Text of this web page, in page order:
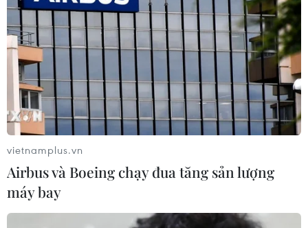
vietnamplus.vn
Airbus và Boeing chạy đua tăng sản lượng
máy bay